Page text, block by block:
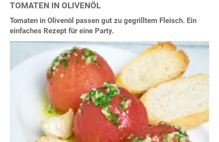
TOMATEN IN OLIVENÖL
Tomaten in Olivenöl passen gut zu gegrilltem Fleisch. Ein
einfaches Rezept für eine Party.